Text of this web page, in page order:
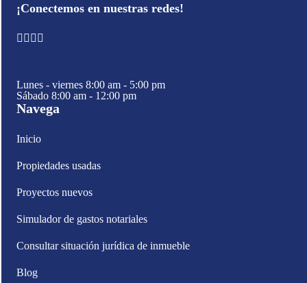
¡Conectemos en nuestras redes!
Lunes - viernes 8:00 am - 5:00 pm
Sábado 8:00 am - 12:00 pm
Navega
Inicio
Propiedades usadas
Proyectos nuevos
Simulador de gastos notariales
Consultar situación jurídica de inmueble
Blog